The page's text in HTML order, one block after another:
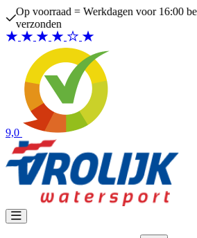
Ga naar de inhoud
Op voorraad = Werkdagen voor 16:00
verzonden
9,0